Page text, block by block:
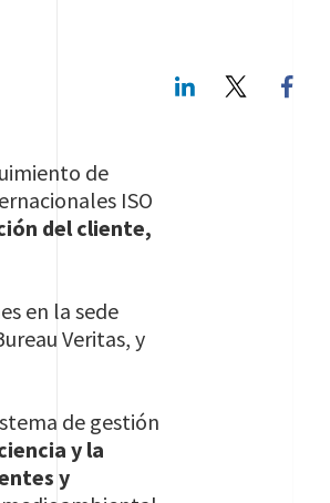
LinkedIn
de
ISO
del cliente,
en la sede
Veritas, y
de gestión
y la
y